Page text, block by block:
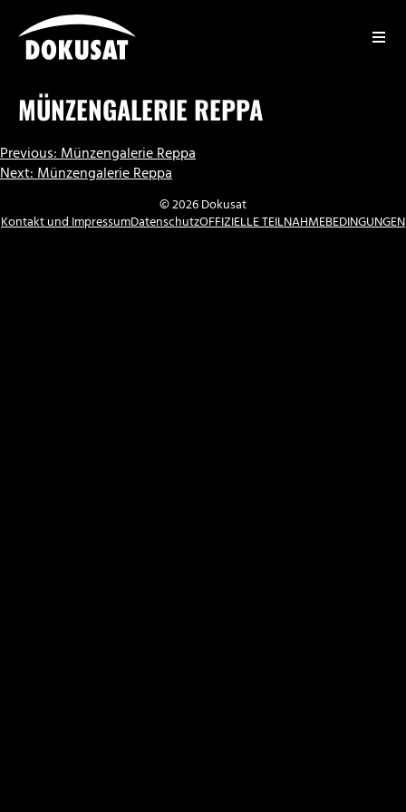
Inhalt
springen
MÜNZENGALERIE REPPA
BEITRAGSNAVIGATION
Previous:Münzengalerie Reppa
Next:Münzengalerie Reppa
© 2026 Dokusat
Kontakt und ImpressumDatenschutzOFFIZIELLE TEILNAHMEBEDINGUNGEN